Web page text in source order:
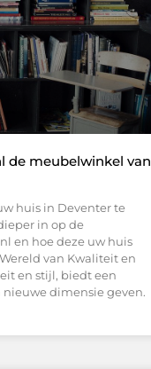
de meubelwinkel van
huis in Deventer te
in op de
en hoe deze uw huis
van Kwaliteit en
en stijl, biedt een
dimensie geven.